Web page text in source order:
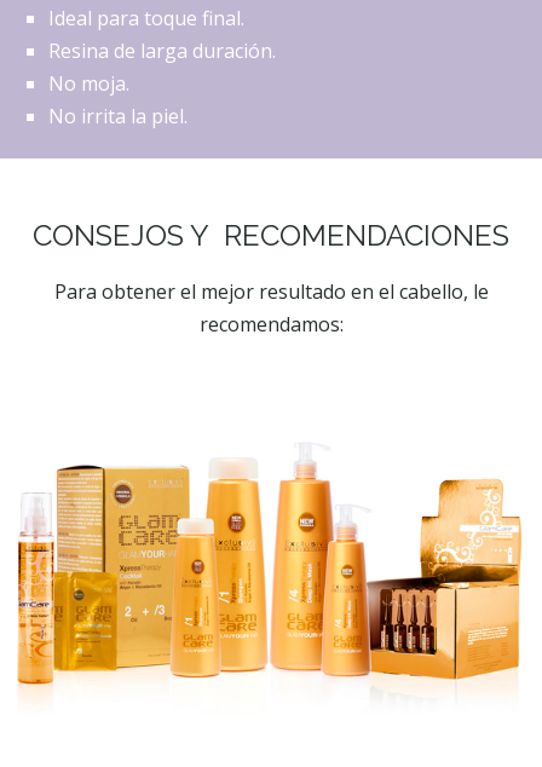
Ideal para toque final.
Resina de larga duración.
No moja.
No irrita la piel.
CONSEJOS Y RECOMENDACIONES
Para obtener el mejor resultado en el cabello, le
recomendamos: